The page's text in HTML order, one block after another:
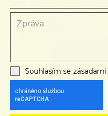
Souhlasím se zásadami